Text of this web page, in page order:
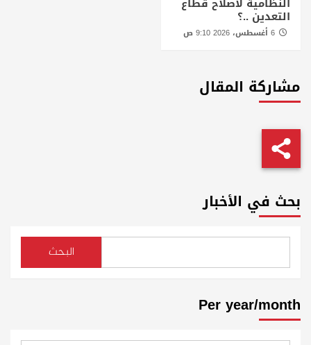
التعدين ..؟
مشاركة المقال
بحث في الأخبار
البحث
Per year/month